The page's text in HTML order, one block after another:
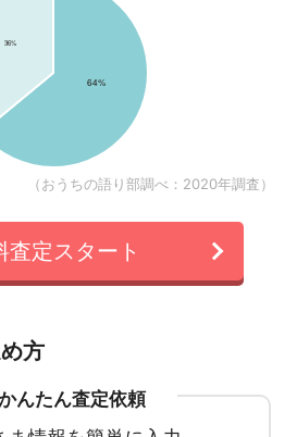
（おうちの語り部調べ：2020年調査）
査定スタート
方
んたん査定依頼